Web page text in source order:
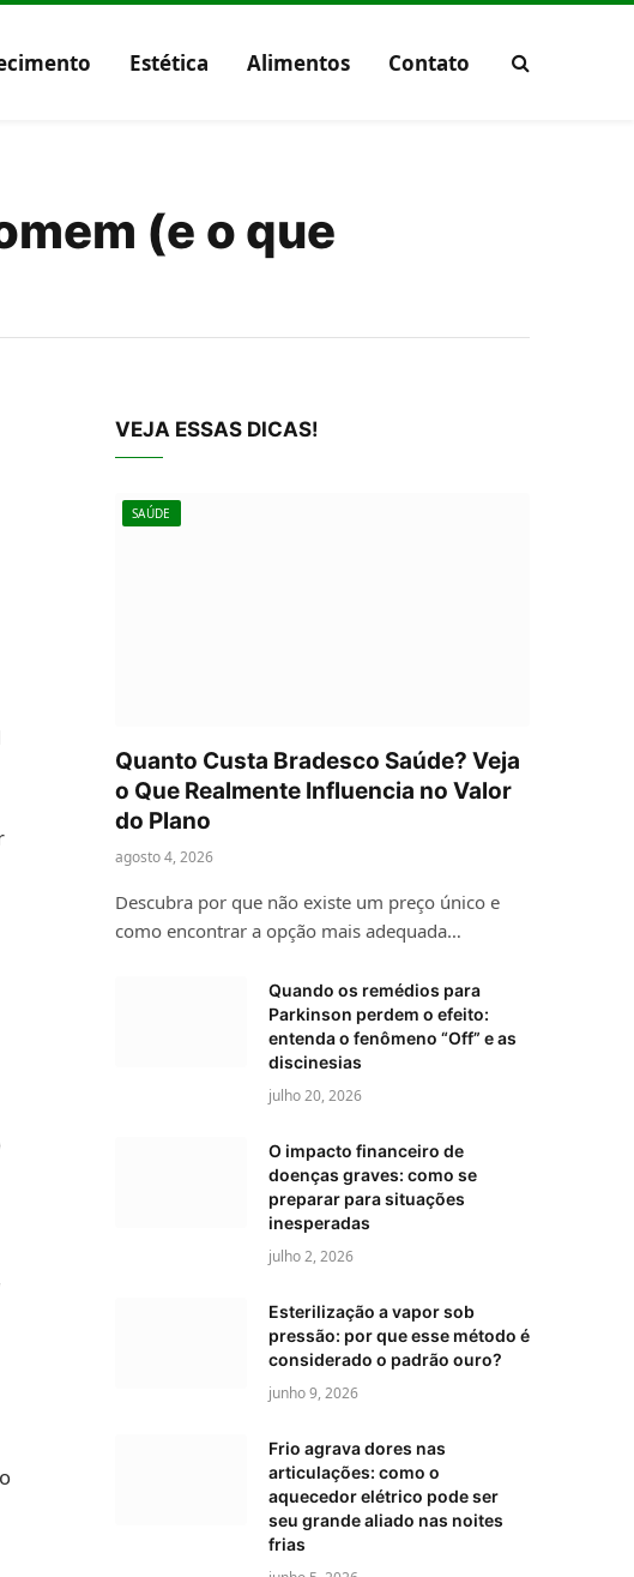
Estética Alimentos Contato
(e o que
VEJA ESSAS DICAS!
SAÚDE
Quanto Custa Bradesco Saúde? Veja
o Que Realmente Influencia no Valor
do Plano
agosto 4, 2026
Descubra por que não existe um preço único e
como encontrar a opção mais adequada…
Quando os remédios para
Parkinson perdem o efeito:
entenda o fenômeno “Off” e as
discinesias
julho 20, 2026
O impacto financeiro de
doenças graves: como se
preparar para situações
inesperadas
julho 2, 2026
Esterilização a vapor sob
pressão: por que esse método é
considerado o padrão ouro?
junho 9, 2026
Frio agrava dores nas
articulações: como o
aquecedor elétrico pode ser
seu grande aliado nas noites
frias